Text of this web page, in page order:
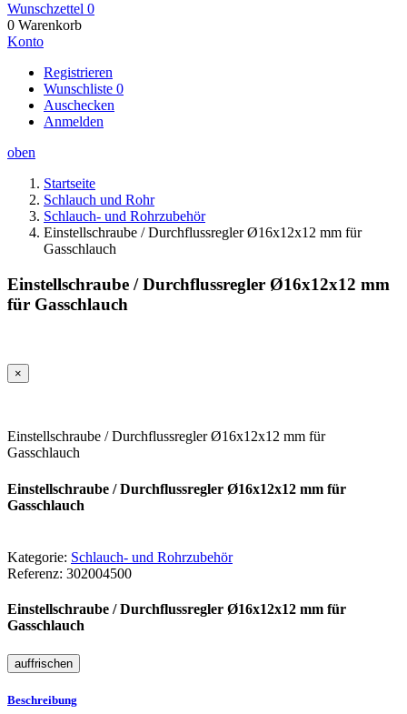
Wunschzettel 0
0 Warenkorb
Konto
Registrieren
Wunschliste 0
Auschecken
Anmelden
oben
Startseite
Schlauch und Rohr
Schlauch- und Rohrzubehör
Einstellschraube / Durchflussregler Ø16x12x12 mm für
Gasschlauch
Einstellschraube / Durchflussregler Ø16x12x12 mm
für Gasschlauch
×
Einstellschraube / Durchflussregler Ø16x12x12 mm für
Gasschlauch
Einstellschraube / Durchflussregler Ø16x12x12 mm für
Gasschlauch
Kategorie: Schlauch- und Rohrzubehör
Referenz: 302004500
Einstellschraube / Durchflussregler Ø16x12x12 mm für
Gasschlauch
Beschreibung